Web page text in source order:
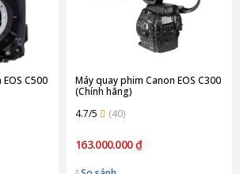
C500
Máy quay phim Canon EOS C300
(Chính hãng)
4.7/5
(40)
163.000.000 ₫